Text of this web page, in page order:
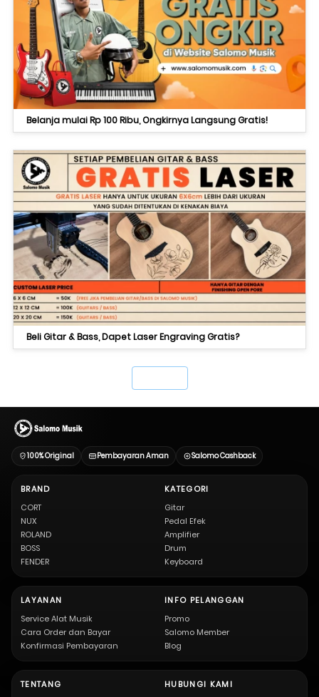
Belanja mulai Rp 100 Ribu, Ongkirnya Langsung Gratis!
Beli Gitar & Bass, Dapet Laser Engraving Gratis?
100% Original Pembayaran Aman Salomo Cashback
BRAND
CORT
NUX
ROLAND
BOSS
FENDER
KATEGORI
Gitar
Pedal Efek
Amplifier
Drum
Keyboard
LAYANAN
Service Alat Musik
Cara Order dan Bayar
Konfirmasi Pembayaran
INFO PELANGGAN
Promo
Salomo Member
Blog
TENTANG HUBUNGI KAMI